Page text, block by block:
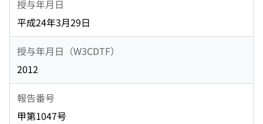
授与年月日
平成24年3月29日
授与年月日（W3CDTF）
2012
報告番号
甲第1047号